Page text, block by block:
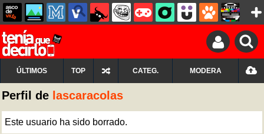
ÚLTIMOS TOP CATEG. MODERA
Perfil de lascaracolas
Este usuario ha sido borrado.